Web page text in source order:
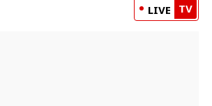
LIVE TV